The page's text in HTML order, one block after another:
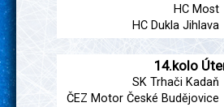
HC Most
HC Dukla Jihlava
14.kolo
SK Trhači Kadaň
ČEZ Motor České Budějovice